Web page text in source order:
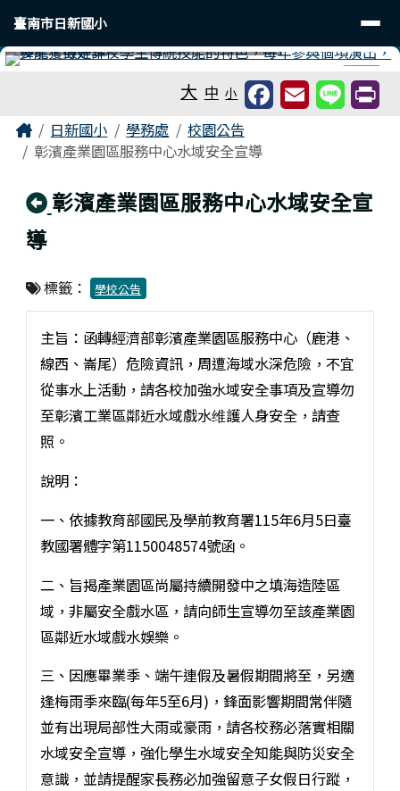
臺南市日新國小
導覽列
臺南市日新國小
⏸
大 中 小
主內容區域
Home日新國小 學務處
校園公告
彰濱產業園區服務中心水域安全宣導
回上頁
彰濱產業園區服務中心水域安全宣
導
標籤： 學校公告
主旨：函轉經濟部彰濱產業園區服務中心（鹿港、
線西、崙尾）危險資訊，周遭海域水深危險，不宜
從事水上活動，請各校加強水域安全事項及宣導勿
至彰濱工業區鄰近水域戲水维護人身安全，請查
照。
說明：
一、依據教育部國民及學前教育署115年6月5日臺
教國署體字第1150048574號函。
二、旨揭產業園區尚屬持續開發中之填海造陸區
域，非屬安全戲水區，請向師生宣導勿至該產業園
區鄰近水域戲水娛樂。
三、因應畢業季、端午連假及暑假期間將至，另適
逢梅雨季來臨(每年5至6月)，鋒面影響期間常伴隨
並有出現局部性大雨或豪雨，請各校務必落實相關
水域安全宣導，強化學生水域安全知能與防災安全
意識，並請提醒家長務必加強留意子女假日行蹤，
頁尾區域